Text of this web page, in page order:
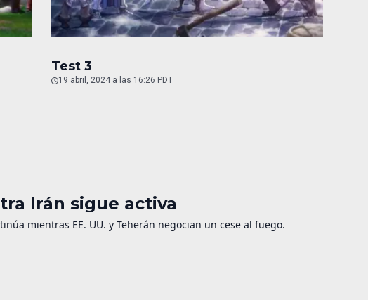
Test 3
19 abril, 2024 a las 16:26 PDT
Irán sigue activa
mientras EE. UU. y Teherán negocian un cese al fuego.